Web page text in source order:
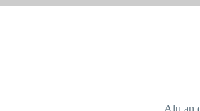
Alu an